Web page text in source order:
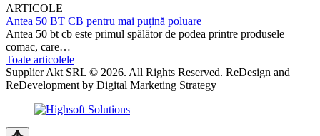
ARTICOLE
Antea 50 BT CB pentru mai puțină poluare
Antea 50 bt cb este primul spălător de podea printre produsele
comac, care…
Toate articolele
Supplier Akt SRL © 2026. All Rights Reserved. ReDesign and
ReDevelopment by Digital Marketing Strategy